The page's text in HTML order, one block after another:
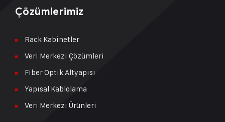
Çözümlerimiz
Rack Kabinetler
Veri Merkezi Çözümleri
Fiber Optik Altyapısı
Yapısal Kablolama
Veri Merkezi Ürünleri